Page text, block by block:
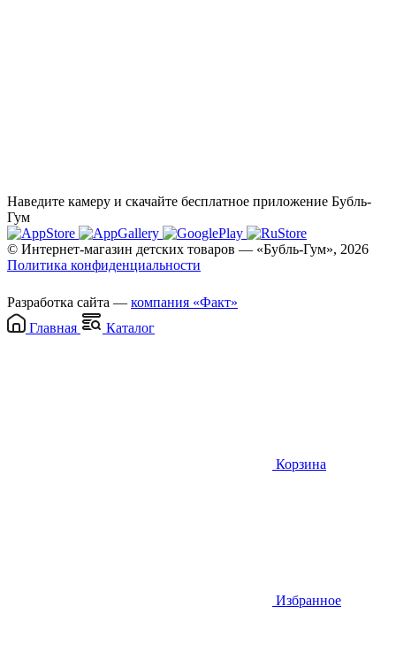
Наведите камеру и скачайте бесплатное приложение Бубль-
Гум
© Интернет-магазин детских товаров — «Бубль-Гум», 2026
Политика конфиденциальности
Разработка сайта — компания «Факт»
Главная
Каталог
Корзина
Избранное